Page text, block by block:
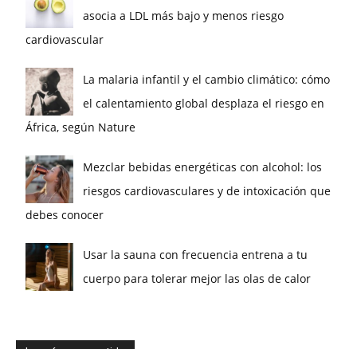
asocia a LDL más bajo y menos riesgo
cardiovascular
La malaria infantil y el cambio climático: cómo
el calentamiento global desplaza el riesgo en
África, según Nature
Mezclar bebidas energéticas con alcohol: los
riesgos cardiovasculares y de intoxicación que
debes conocer
Usar la sauna con frecuencia entrena a tu
cuerpo para tolerar mejor las olas de calor